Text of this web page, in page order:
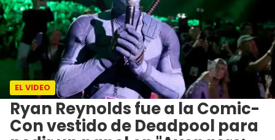
EL VIDEO
Ryan Reynolds fue a la Comic-
Con vestido de Deadpool para